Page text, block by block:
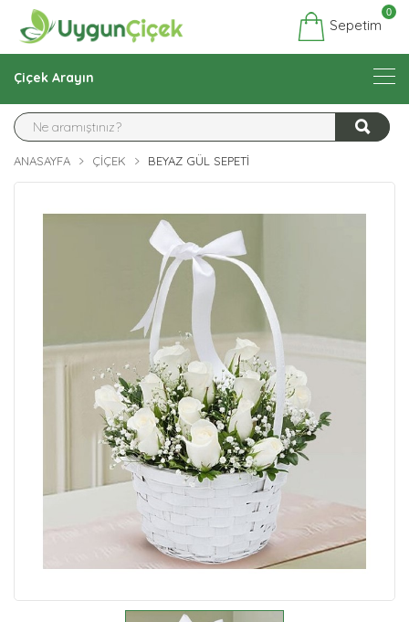
Sepetim
0
Çiçek Arayın
ANASAYFA ÇIÇEK BEYAZ GÜL SEPETI